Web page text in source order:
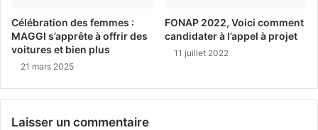
Célébration des femmes :
MAGGI s’apprête à offrir des
voitures et bien plus
21 mars 2025
FONAP 2022, Voici comment
candidater à l’appel à projet
11 juillet 2022
Laisser un commentaire